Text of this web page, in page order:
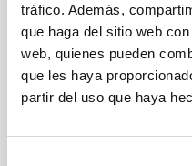
tráfico. Además,
que haga del sitio web
web, quienes pueden
que les haya
partir del uso que haya
Un medicamento
las agencias
por BioSim.